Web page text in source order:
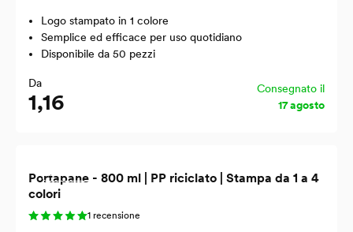
Logo stampato in 1 colore
Semplice ed efficace per uso quotidiano
Disponibile da 50 pezzi
Da
1,16
Consegnato il
17 agosto
Riciclato
Portapane - 800 ml | PP riciclato | Stampa da 1 a 4
colori
1 recensione